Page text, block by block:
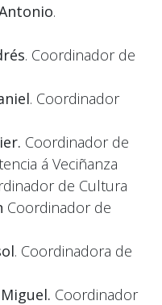
.
. Coordinador de
. Coordinador
Coordinador de
á Veciñanza
de Cultura
Coordinador de
. Coordinadora de
Coordinador